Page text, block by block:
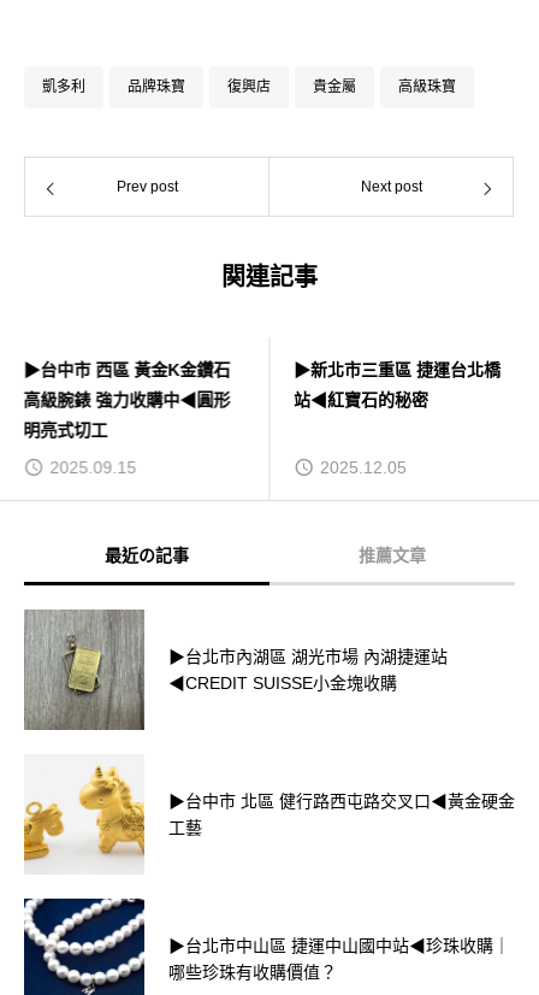
凱多利 品牌珠寶 復興店 貴金屬 高級珠寶
Prev post Next post
関連記事
▶台中市 西區 黃金K金鑽石
高級腕錶 強力收購中◀圓形
明亮式切工
2025.09.15
▶新北市三重區 捷運台北橋
站◀紅寶石的秘密
2025.12.05
最近の記事 推薦文章
▶台北市內湖區 湖光市場 內湖捷運站
◀CREDIT SUISSE小金塊收購
▶台中市 北區 健行路西屯路交叉口◀黃金硬金
工藝
▶台北市中山區 捷運中山國中站◀珍珠收購｜
哪些珍珠有收購價值？